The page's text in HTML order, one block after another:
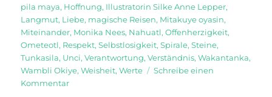
pila maya, Hoffnung, Illustratorin Silke Anne Lepper,
Langmut, Liebe, magische Reisen, Mitakuye oyasin,
Miteinander, Monika Nees, Nahuatl,Offenherzigkeit,
Ometeotl, Respekt,Selbstlosigkeit,Spirale,Steine,
Tunkasila, Unci,Verantwortung,Verständnis,Wakantanka,
Wambli Okiye,Weisheit,Werte
Schreibe einen
Kommentarzu